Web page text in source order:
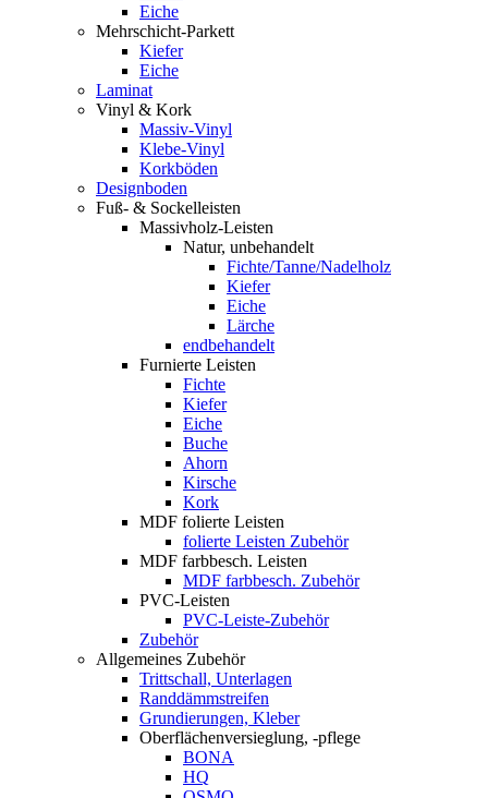
Eiche
Mehrschicht-Parkett
Kiefer
Eiche
Laminat
Vinyl & Kork
Massiv-Vinyl
Klebe-Vinyl
Korkböden
Designboden
Fuß- & Sockelleisten
Massivholz-Leisten
Natur, unbehandelt
Fichte/Tanne/Nadelholz
Kiefer
Eiche
Lärche
endbehandelt
Furnierte Leisten
Fichte
Kiefer
Eiche
Buche
Ahorn
Kirsche
Kork
MDF folierte Leisten
folierte Leisten Zubehör
MDF farbbesch. Leisten
MDF farbbesch. Zubehör
PVC-Leisten
PVC-Leiste-Zubehör
Zubehör
Allgemeines Zubehör
Trittschall, Unterlagen
Randdämmstreifen
Grundierungen, Kleber
Oberflächenversieglung, -pflege
BONA
HQ